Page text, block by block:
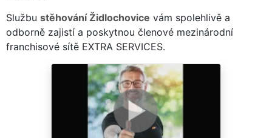
Službu stěhování Židlochovice vám spolehlivě a
odborně zajistí a poskytnou členové mezinárodní
franchisové sítě EXTRA SERVICES.